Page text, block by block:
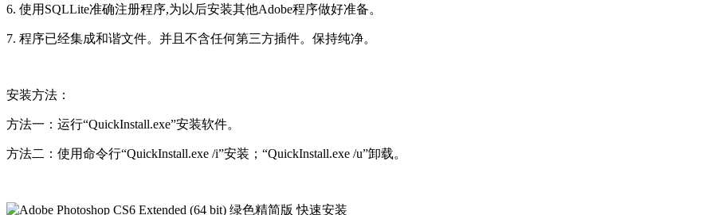
6. 使用SQLLite准确注册程序,为以后安装其他Adobe程序做好准备。
7. 程序已经集成和谐文件。并且不含任何第三方插件。保持纯净。
安装方法：
方法一：运行“QuickInstall.exe”安装软件。
方法二：使用命令行“QuickInstall.exe /i”安装；“QuickInstall.exe /u”卸载。